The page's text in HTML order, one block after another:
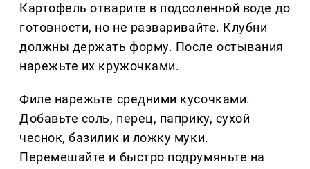
Картофель отварите в подсоленной воде до
готовности, но не разваривайте. Клубни
должны держать форму. После остывания
нарежьте их кружочками.
Филе нарежьте средними кусочками.
Добавьте соль, перец, паприку, сухой
чеснок, базилик и ложку муки.
Перемешайте и быстро подрумяньте на